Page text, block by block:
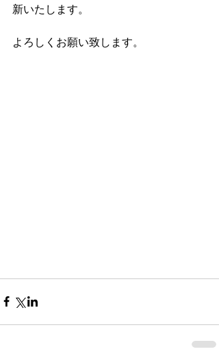
新いたします。
よろしくお願い致します。